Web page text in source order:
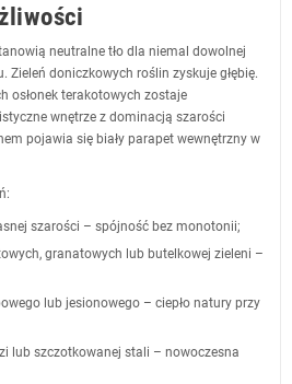
neutralne tło dla niemal dowolnej
Zieleń doniczkowych roślin zyskuje głębię.
osłonek terakotowych zostaje
wnętrze z dominacją szarości
pojawia się biały parapet wewnętrzny w
szarości – spójność bez monotonii;
granatowych lub butelkowej zieleni –
lub jesionowego – ciepło natury przy
lub szczotkowanej stali – nowoczesna